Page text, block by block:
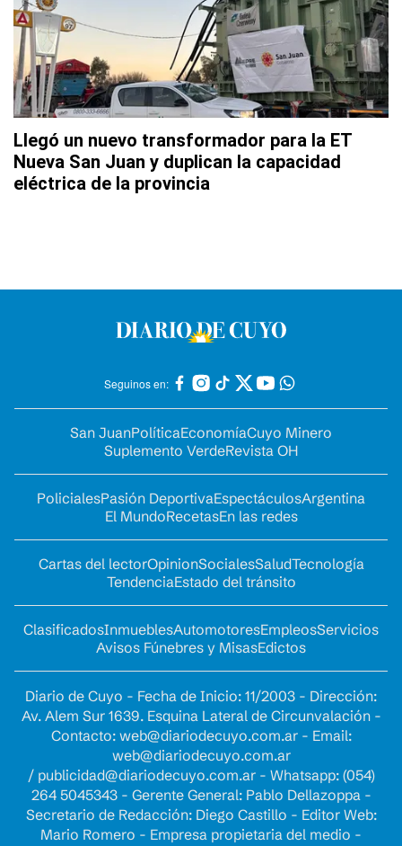
Llegó un nuevo transformador para la ET
Nueva San Juan y duplican la capacidad
eléctrica de la provincia
Seguinos en:
San JuanPolíticaEconomíaCuyo Minero
Suplemento VerdeRevista OH
PolicialesPasión DeportivaEspectáculosArgentina
El MundoRecetasEn las redes
Cartas del lectorOpinionSocialesSaludTecnología
TendenciaEstado del tránsito
ClasificadosInmueblesAutomotoresEmpleosServicios
Avisos Fúnebres y MisasEdictos
Diario de Cuyo - Fecha de Inicio: 11/2003 - Dirección:
Av. Alem Sur 1639. Esquina Lateral de Circunvalación -
Contacto: web@diariodecuyo.com.ar- Email:
web@diariodecuyo.com.ar
/ publicidad@diariodecuyo.com.ar- Whatsapp: (054)
264 5045343 - Gerente General: Pablo Dellazoppa -
Secretario de Redacción: Diego Castillo - Editor Web:
Mario Romero - Empresa propietaria del medio -